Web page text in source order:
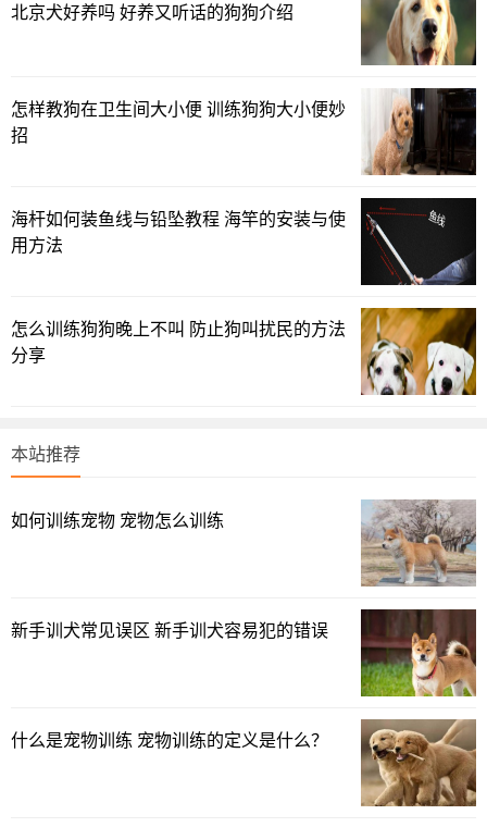
三、如何训练兔子
宠主训练兔子的方法要正确，如果总是将兔子关在笼子
是学不到东西的。兔子需要经过主人不停的训练才能主人的
意思。比如主人要让兔子记住自己的名字，可以在每次叫兔
子，而兔子乖乖来了的时候，给它喂食一些它喜欢的食物进
兔子记住自己的名字开始，再慢慢增加训练的难度，训练其
他事项。不过主人在这个过程需要保留足够的耐心，多训练
几次，且每次训练的时候不要太长，防止兔子失去兴趣。
的状态是放松的，甚至有时主人叫它，它可能会表现出一副
爱搭不理的样子。但是一旦兔子看到陌生人，它就会往主人
边上靠，或找地方躲起来，这一举动就很好的说明兔子认主
北京犬好养吗 好养又听话的狗狗介绍
怎样教狗在卫生间大小便 训练狗狗大小便妙
招
海杆如何装鱼线与铅坠教程 海竿的安装与使
用方法
怎么训练狗狗晚上不叫 防止狗叫扰民的方法
分享
本站推荐
如何训练宠物 宠物怎么训练
新手训犬常见误区 新手训犬容易犯的错误
什么是宠物训练 宠物训练的定义是什么？